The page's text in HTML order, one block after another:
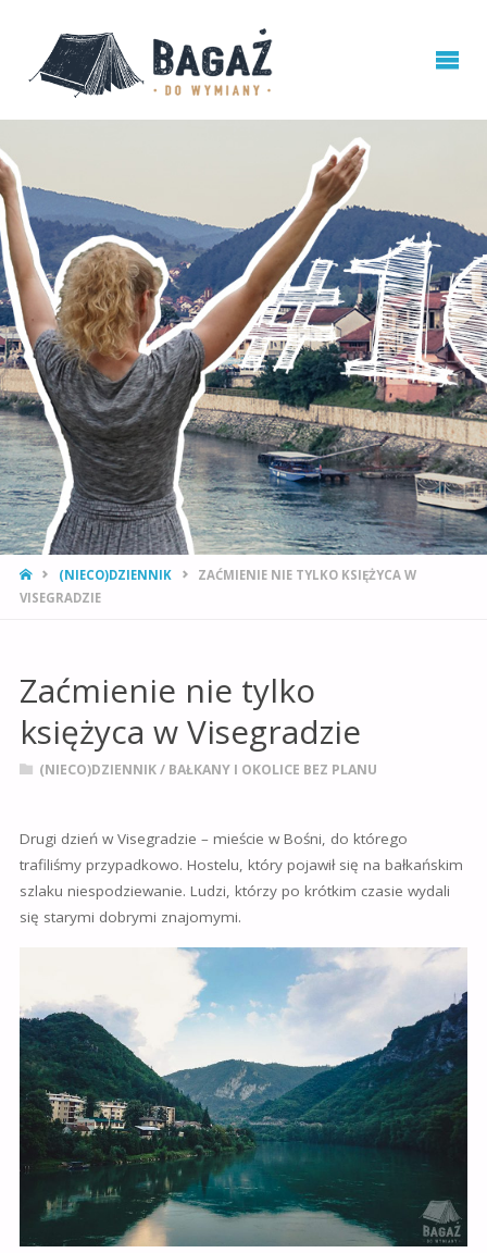
STRONA
GŁÓWNA
(NIECO)DZIENNIK
ZAĆMIENIE NIE TYLKO KSIĘŻYCA W
VISEGRADZIE
Zaćmienie nie tylko
księżyca w Visegradzie
(NIECO)DZIENNIK/ BAŁKANY I OKOLICE BEZ PLANU
Drugi dzień w Visegradzie – mieście w Bośni, do którego
trafiliśmy przypadkowo. Hostelu, który pojawił się na bałkańskim
szlaku niespodziewanie. Ludzi, którzy po krótkim czasie wydali
się starymi dobrymi znajomymi.